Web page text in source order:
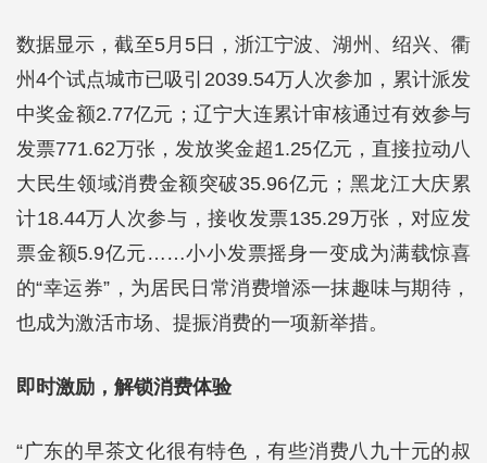
数据显示，截至5月5日，浙江宁波、湖州、绍兴、衢
州4个试点城市已吸引2039.54万人次参加，累计派发
中奖金额2.77亿元；辽宁大连累计审核通过有效参与
发票771.62万张，发放奖金超1.25亿元，直接拉动八
大民生领域消费金额突破35.96亿元；黑龙江大庆累
计18.44万人次参与，接收发票135.29万张，对应发
票金额5.9亿元……小小发票摇身一变成为满载惊喜
的“幸运券”，为居民日常消费增添一抹趣味与期待，
也成为激活市场、提振消费的一项新举措。
即时激励，解锁消费体验
“广东的早茶文化很有特色，有些消费八九十元的叔